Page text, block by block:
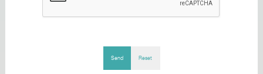
Send Reset